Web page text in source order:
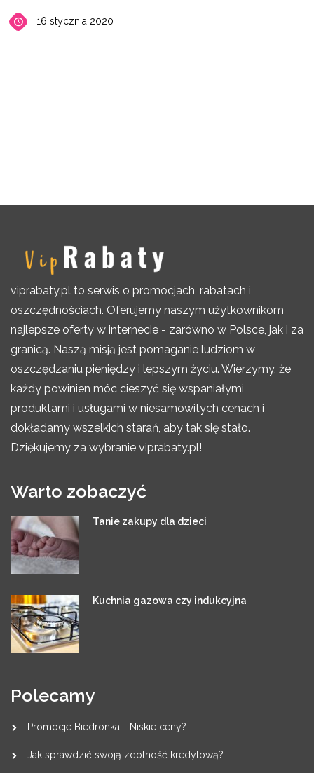
16 stycznia 2020
viprabaty.pl to serwis o promocjach, rabatach i
oszczędnościach. Oferujemy naszym użytkownikom
najlepsze oferty w internecie - zarówno w Polsce, jak i za
granicą. Naszą misją jest pomaganie ludziom w
oszczędzaniu pieniędzy i lepszym życiu. Wierzymy, że
każdy powinien móc cieszyć się wspaniałymi
produktami i usługami w niesamowitych cenach i
dokładamy wszelkich starań, aby tak się stało.
Dziękujemy za wybranie viprabaty.pl!
Warto zobaczyć
Tanie zakupy dla dzieci
Kuchnia gazowa czy indukcyjna
Polecamy
Promocje Biedronka - Niskie ceny?
Jak sprawdzić swoją zdolność kredytową?